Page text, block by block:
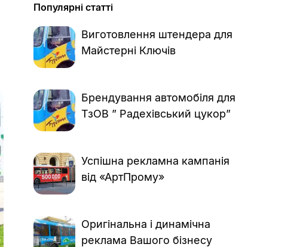
Популярні статті
Виготовлення штендера для
Майстерні Ключів
Брендування автомобіля для
ТзОВ ” Радехівський цукор”
Успішна рекламна кампанія
від «АртПрому»
Оригінальна і динамічна
реклама Вашого бізнесу